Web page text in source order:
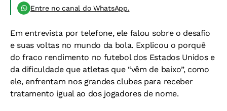
Entre no canal do WhatsApp.
Em entrevista por telefone, ele falou sobre o desafio
e suas voltas no mundo da bola. Explicou o porquê
do fraco rendimento no futebol dos Estados Unidos e
da dificuldade que atletas que “vêm de baixo”, como
ele, enfrentam nos grandes clubes para receber
tratamento igual ao dos jogadores de nome.